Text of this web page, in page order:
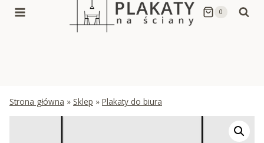
0
Strona główna » Sklep » Plakaty do biura